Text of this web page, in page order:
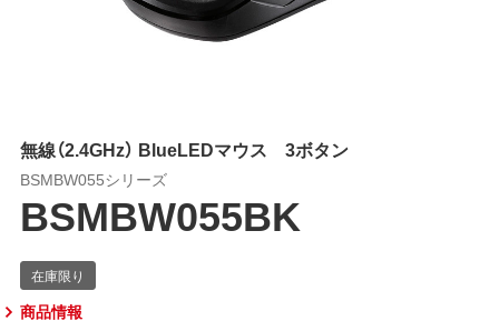
無線（2.4GHz） BlueLEDマウス 3ボタン
BSMBW055シリーズ
BSMBW055BK
商品情報